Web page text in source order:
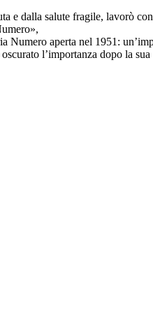
dalla salute fragile, lavorò
aperta nel 1951:
l’importanza dopo la